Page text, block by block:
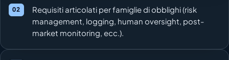
Requisiti articolati per famiglie di obblighi (risk
management, logging, human oversight, post-
market monitoring, ecc.).